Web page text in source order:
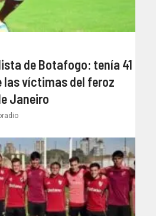
de Botafogo: tenía 41
las víctimas del feroz
Janeiro